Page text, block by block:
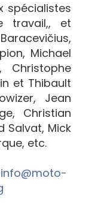
spécialistes
travail,, et
Michael
Christophe
et Thibault
Jean
Christian
Salvat, Mick
etc.
info@moto-